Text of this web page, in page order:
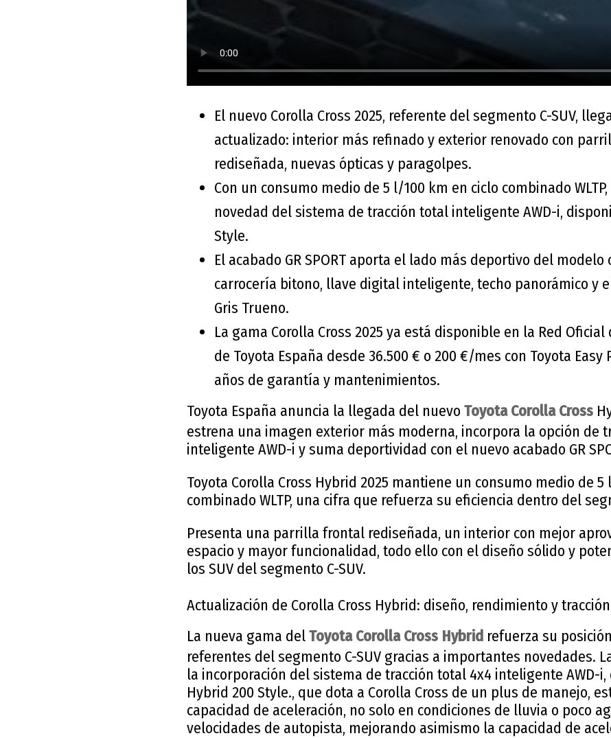
El nuevo Corolla Cross 2025, referente del segmento C-SUV,
actualizado: interior más refinado y exterior renovado con
rediseñada, nuevas ópticas y paragolpes.
Con un consumo medio de 5 l/100 km en ciclo combinado
novedad del sistema de tracción total inteligente AWD-i,
Style.
El acabado GR SPORT aporta el lado más deportivo del modelo
carrocería bitono, llave digital inteligente, techo panorámico y
Gris Trueno.
La gama Corolla Cross 2025 ya está disponible en la Red Oficial
de Toyota España desde 36.500 € o 200 €/mes con Toyota Easy
años de garantía y mantenimientos.
Toyota España anuncia la llegada del nuevo Toyota Corolla Cross
estrena una imagen exterior más moderna, incorpora la opción de
inteligente AWD-i y suma deportividad con el nuevo acabado GR
Toyota Corolla Cross Hybrid 2025 mantiene un consumo medio de
combinado WLTP, una cifra que refuerza su eficiencia dentro del
Presenta una parrilla frontal rediseñada, un interior con mejor
espacio y mayor funcionalidad, todo ello con el diseño sólido y
los SUV del segmento C-SUV.
Actualización de Corolla Cross Hybrid: diseño, rendimiento y
La nueva gama delToyota Corolla Cross Hybrid refuerza su
referentes del segmento C-SUV gracias a importantes novedades.
la incorporación del sistema de tracción total 4x4 inteligente AWD-
Hybrid 200 Style., que dota a Corolla Cross de un plus de manejo,
capacidad de aceleración, no solo en condiciones de lluvia o poco
velocidades de autopista, mejorando asimismo la capacidad de